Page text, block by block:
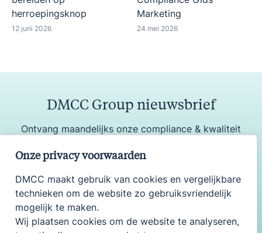
Onze privacy voorwaarden
DMCC maakt gebruik van cookies en vergelijkbare
technieken om de website zo gebruiksvriendelijk
mogelijk te maken.
Wij plaatsen cookies om de website te analyseren,
herroepingsknop
12 juni 2026
Marketing
24 mei 2026
DMCC Group nieuwsbrief
Ontvang maandelijks onze compliance & kwaliteit